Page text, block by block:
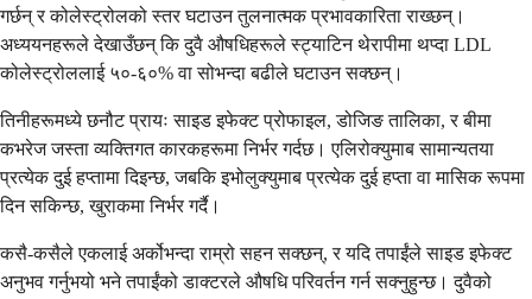
गर्छन् र कोलेस्ट्रोलको स्तर घटाउन तुलनात्मक प्रभावकारिता राख्छन्।
अध्ययनहरूले देखाउँछन् कि दुवै औषधिहरूले स्ट्याटिन थेरापीमा थप्दा LDL
कोलेस्ट्रोललाई ५०-६०% वा सोभन्दा बढीले घटाउन सक्छन्।
तिनीहरूमध्ये छनौट प्रायः साइड इफेक्ट प्रोफाइल, डोजिङ तालिका, र बीमा
कभरेज जस्ता व्यक्तिगत कारकहरूमा निर्भर गर्दछ। एलिरोक्युमाब सामान्यतया
प्रत्येक दुई हप्तामा दिइन्छ, जबकि इभोलुक्युमाब प्रत्येक दुई हप्ता वा मासिक रूपमा
दिन सकिन्छ, खुराकमा निर्भर गर्दै।
कसै-कसैले एकलाई अर्कोभन्दा राम्रो सहन सक्छन्, र यदि तपाईंले साइड इफेक्ट
अनुभव गर्नुभयो भने तपाईंको डाक्टरले औषधि परिवर्तन गर्न सक्नुहुन्छ। दुवैको